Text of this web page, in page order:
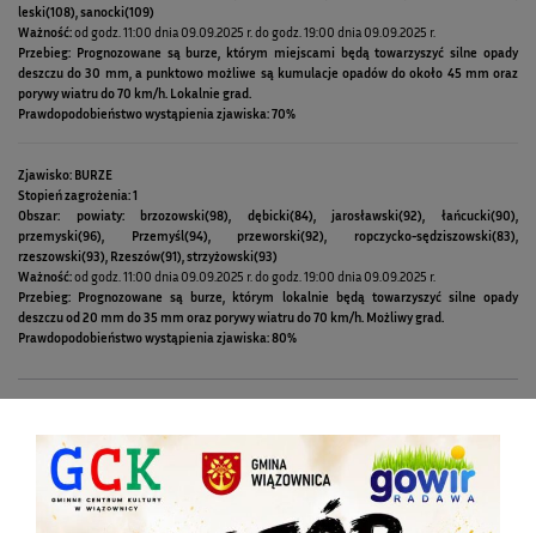
leski(108), sanocki(109)
Ważność:od godz. 11:00 dnia 09.09.2025 r. do godz. 19:00 dnia 09.09.2025 r.
Przebieg: Prognozowane są burze, którym miejscami będą towarzyszyć silne opady
deszczu do 30 mm, a punktowo możliwe są kumulacje opadów do około 45 mm oraz
porywy wiatru do 70 km/h. Lokalnie grad.
Prawdopodobieństwo wystąpienia zjawiska: 70%
Zjawisko: BURZE
Stopień zagrożenia: 1
Obszar: powiaty: brzozowski(98), dębicki(84), jarosławski(92), łańcucki(90),
przemyski(96), Przemyśl(94), przeworski(92), ropczycko-sędziszowski(83),
rzeszowski(93), Rzeszów(91), strzyżowski(93)
Ważność:od godz. 11:00 dnia 09.09.2025 r. do godz. 19:00 dnia 09.09.2025 r.
Przebieg: Prognozowane są burze, którym lokalnie będą towarzyszyć silne opady
deszczu od 20 mm do 35 mm oraz porywy wiatru do 70 km/h. Możliwy grad.
Prawdopodobieństwo wystąpienia zjawiska: 80%
OSTRZEŻENIE HYDROLOGICZNE NR 263
Następny wpis